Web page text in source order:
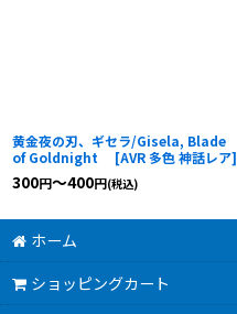
黄金夜の刃、ギセラ/Gisela, Blade
of Goldnight
[AVR 多色 神話レア]
300円～400円(税込)
ホーム
ショッピングカート